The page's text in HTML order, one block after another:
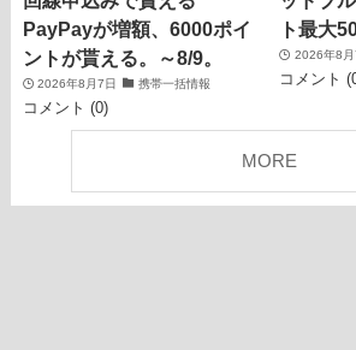
PayPayが増額、6000ポイ
ントが貰える。～8/9。
2026年8月7日 携帯一括情報
コメント (0)
ト最大
2026年8月
コメント
MORE